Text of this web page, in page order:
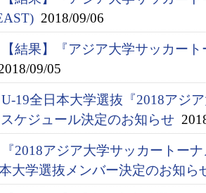
2018/09/06
【結果】『アジア大学サッカー
09/05
U-19全日本大学選抜『2018アジ
スケジュール決定のお知らせ
『2018アジア大学サッカートー
大学選抜メンバー決定のお知ら